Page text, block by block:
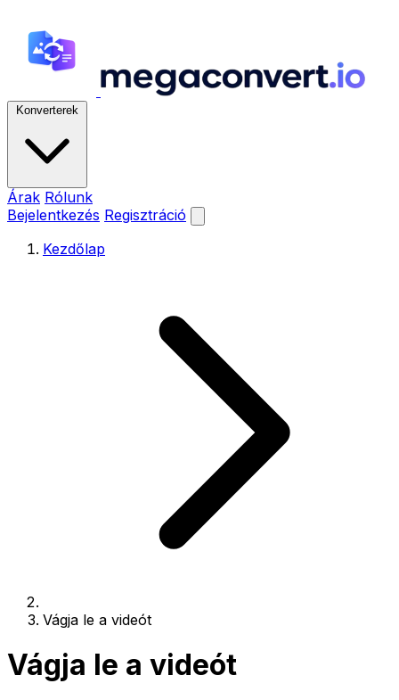
Konverterek
Árak Rólunk
Bejelentkezés Regisztráció
Kezdőlap
Vágja le a videót
Vágja le a videót